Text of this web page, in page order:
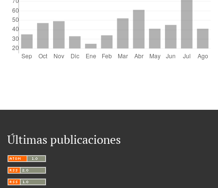
Últimas publicaciones